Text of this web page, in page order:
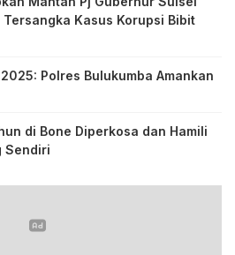
Kasus Korupsi Bibit
Polres Bulukumba Amankan
di Bone Diperkosa dan Hamili
Sendiri